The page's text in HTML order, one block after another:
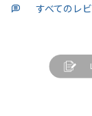
すべてのレ